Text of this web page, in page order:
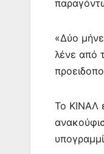
k
«Δύο
λένε από
Το ΚΙΝΑΛ